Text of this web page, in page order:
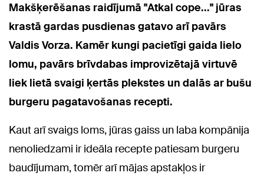
Makšķerēšanas raidījumā "Atkal cope..." jūras
krastā gardas pusdienas gatavo arī pavārs
Valdis Vorza. Kamēr kungi pacietīgi gaida lielo
lomu, pavārs brīvdabas improvizētajā virtuvē
liek lietā svaigi ķertās plekstes un dalās ar bušu
burgeru pagatavošanas recepti.
Kaut arī svaigs loms, jūras gaiss un laba kompānija
nenoliedzami ir ideāla recepte patiesam burgeru
baudījumam, tomēr arī mājas apstakļos ir